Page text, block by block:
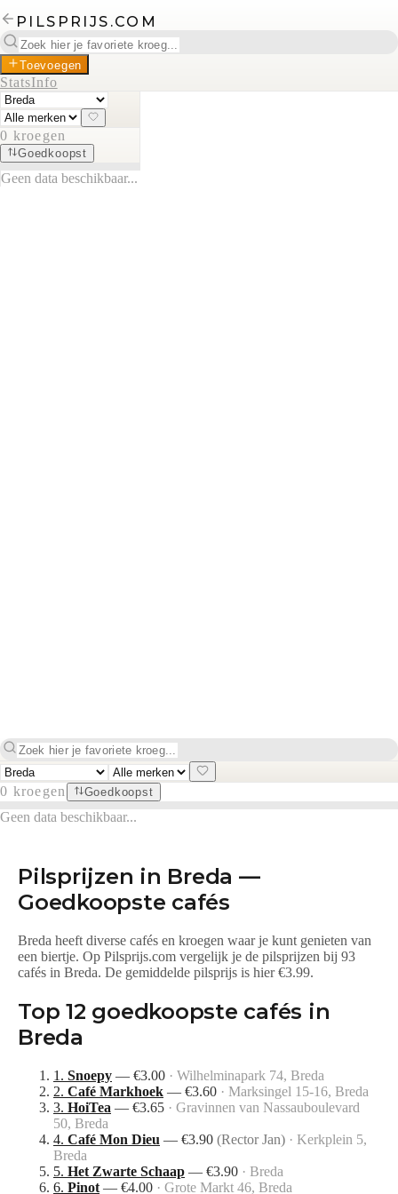
PILSPRIJS.COM
Toevoegen
StatsInfo
0 kroegen
Goedkoopst
Geen data beschikbaar...
0 kroegen Goedkoopst
Geen data beschikbaar...
Pilsprijzen in Breda —
Goedkoopste cafés
Breda heeft diverse cafés en kroegen waar je kunt genieten van
een biertje. Op Pilsprijs.com vergelijk je de pilsprijzen bij 93
cafés in Breda. De gemiddelde pilsprijs is hier €3.99.
Top12 goedkoopste cafés in
Breda
1 . Snoepy — €3.00 · Wilhelminapark 74, Breda
2. Café Markhoek — €3.60 · Marksingel 15-16, Breda
3. HoiTea — €3.65 · Gravinnen van Nassauboulevard
50, Breda
4. Café Mon Dieu — €3.90 (Rector Jan) · Kerkplein 5,
Breda
5. Het Zwarte Schaap — €3.90 · Breda
6. Pinot — €4.00 · Grote Markt 46, Breda